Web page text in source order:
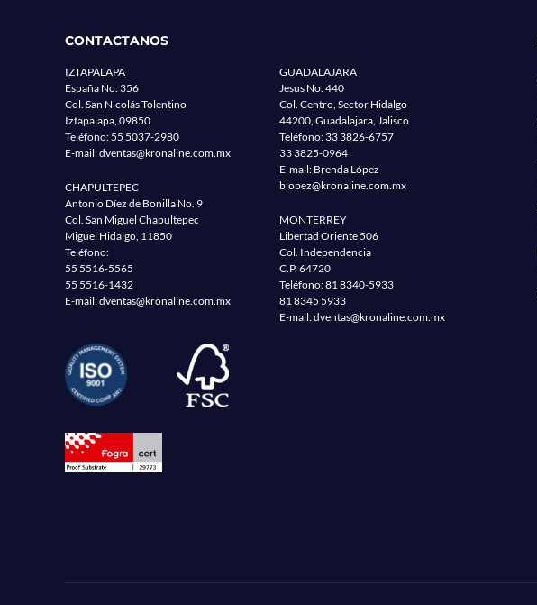
CONTACTANOS
IZTAPALAPA
España No. 356
Col. San Nicolás Tolentino
Iztapalapa, 09850
Teléfono: 55 5037-2980
E-mail:dventas@kronaline.com.mx
CHAPULTEPEC
Antonio Díez de Bonilla No. 9
Col. San Miguel Chapultepec
Miguel Hidalgo, 11850
Teléfono:
55 5516-5565
55 5516-1432
E-mail:dventas@kronaline.com.mx
GUADALAJARA
Jesus No. 440
Col. Centro, Sector Hidalgo
44200, Guadalajara, Jalisco
Teléfono: 33 3826-6757
33 3825-0964
E-mail: Brenda López
blopez@kronaline.com.mx
MONTERREY
Libertad Oriente 506
Col. Independencia
C.P. 64720
Teléfono:81 8340-5933
81 8345 5933
E-mail:dventas@kronaline.com.mx